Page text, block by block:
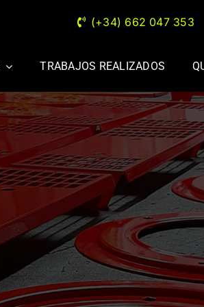
(+34) 662 047 353
TRABAJOS REALIZADOS